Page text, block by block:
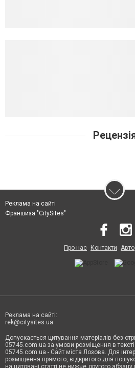
Реклама на сайті
Франшиза "CitySites"
Про нас Контакти
Реклама на сайті:
rek@citysites.ua
Допускається цитування матеріалів без
05745.com.ua за умови розміщення в
05745.com.ua - Сайт міста Лозова. Для
розміщення прямого, відкритого для
на цитовані статті не нижче другого абзацу